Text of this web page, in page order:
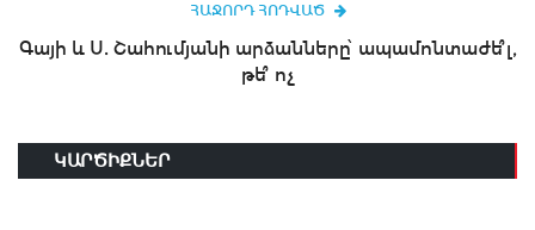
ՀԱՋՈՐԴ ՀՈԴՎԱԾ
Գայի և Ս. Շահումյանի արձանները՝ ապամոնտաժե՞լ,
թե՞ ոչ
ԿԱՐԾԻՔՆԵՐ